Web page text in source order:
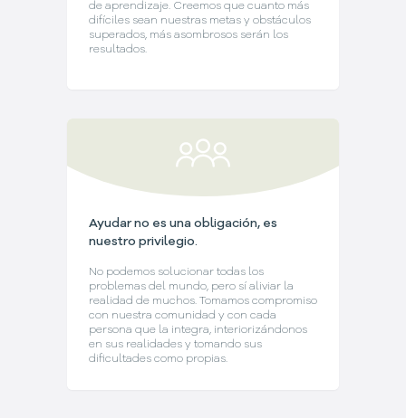
de aprendizaje. Creemos que cuanto más
difíciles sean nuestras metas y obstáculos
superados, más asombrosos serán los
resultados.
Ayudar no es una obligación, es
nuestro privilegio.
No podemos solucionar todas los
problemas del mundo, pero sí aliviar la
realidad de muchos. Tomamos compromiso
con nuestra comunidad y con cada
persona que la integra, interiorizándonos
en sus realidades y tomando sus
dificultades como propias.